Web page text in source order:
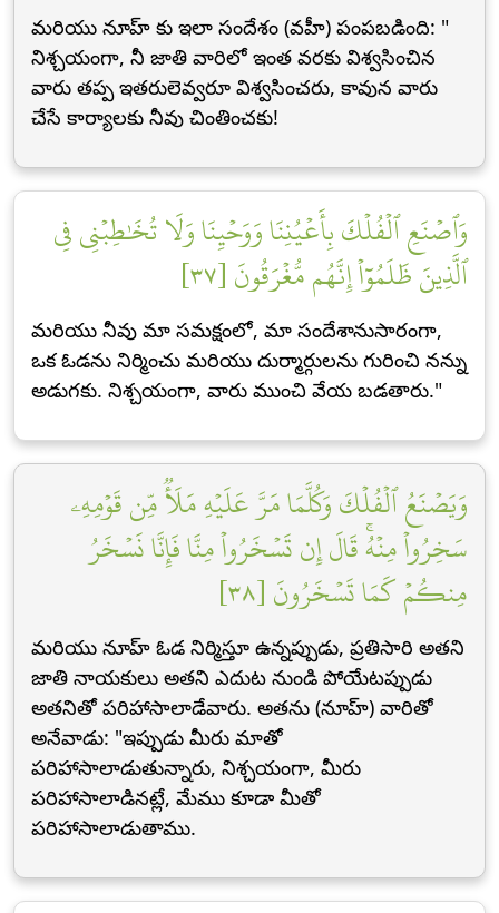
మరియు నూహ్ కు ఇలా సందేశం (వహీ) పంపబడింది: "
నిశ్చయంగా, నీ జాతి వారిలో ఇంత వరకు విశ్వసించిన
వారు తప్ప ఇతరులెవ్వరూ విశ్వసించరు, కావున వారు
చేసే కార్యాలకు నీవు చింతించకు!
وَٱصۡنَعِ ٱلۡفُلۡكَ بِأَعۡيُنِنَا وَوَحۡيِنَا وَلَا تُخَٰطِبۡنِي فِي
ٱلَّذِينَ ظَلَمُوٓاْ إِنَّهُم مُّغۡرَقُونَ [٣٧]
మరియు నీవు మా సమక్షంలో, మా సందేశానుసారంగా,
ఒక ఓడను నిర్మించు మరియు దుర్మార్గులను గురించి నన్ను
అడుగకు. నిశ్చయంగా, వారు ముంచి వేయ బడతారు."
وَيَصۡنَعُ ٱلۡفُلۡكَ وَكُلَّمَا مَرَّ عَلَيۡهِ مَلَأٞ مِّن قَوۡمِهِۦ
سَخِرُواْ مِنۡهُۚ قَالَ إِن تَسۡخَرُواْ مِنَّا فَإِنَّا نَسۡخَرُ
مِنكُمۡ كَمَا تَسۡخَرُونَ [٣٨]
మరియు నూహ్ ఓడ నిర్మిస్తూ ఉన్నప్పుడు, ప్రతిసారి అతని
జాతి నాయకులు అతని ఎదుట నుండి పోయేటప్పుడు
అతనితో పరిహాసాలాడేవారు. అతను (నూహ్) వారితో
అనేవాడు: "ఇప్పుడు మీరు మాతో
పరిహాసాలాడుతున్నారు, నిశ్చయంగా, మీరు
పరిహాసాలాడినట్లే, మేము కూడా మీతో
పరిహాసాలాడుతాము.